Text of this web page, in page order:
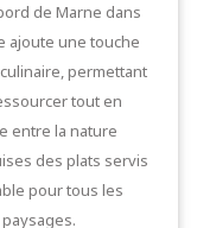
de Marne dans
ajoute une touche
permettant
tout en
entre la nature
des plats servis
pour tous les